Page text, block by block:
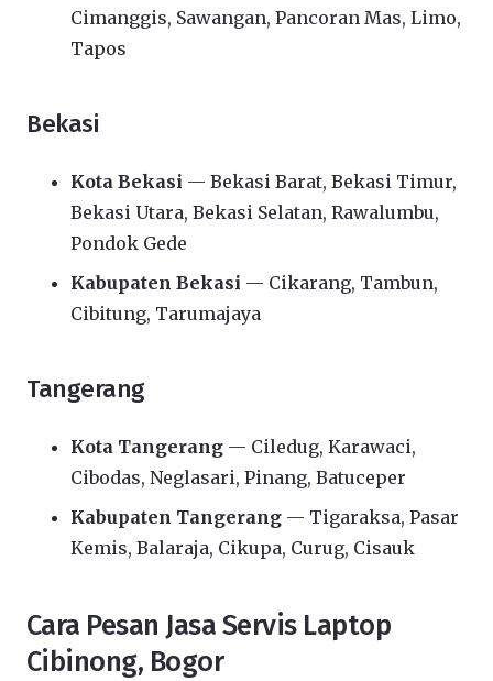
Cimanggis, Sawangan, Pancoran Mas, Limo,
Tapos
Bekasi
Kota Bekasi — Bekasi Barat, Bekasi Timur,
Bekasi Utara, Bekasi Selatan, Rawalumbu,
Pondok Gede
Kabupaten Bekasi — Cikarang, Tambun,
Cibitung, Tarumajaya
Tangerang
Kota Tangerang — Ciledug, Karawaci,
Cibodas, Neglasari, Pinang, Batuceper
Kabupaten Tangerang — Tigaraksa, Pasar
Kemis, Balaraja, Cikupa, Curug, Cisauk
Cara Pesan Jasa Servis Laptop
Cibinong, Bogor